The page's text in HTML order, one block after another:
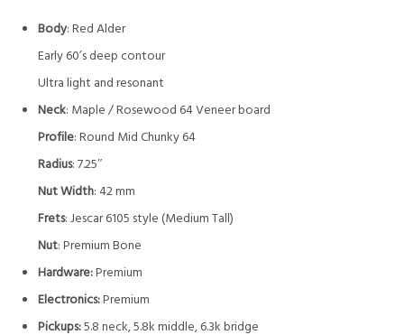
Body: Red Alder
Early 60’s deep contour
Ultra light and resonant
Neck: Maple / Rosewood 64 Veneer board
Profile: Round Mid Chunky 64
Radius: 7.25″
Nut Width: 42 mm
Frets: Jescar 6105 style (Medium Tall)
Nut: Premium Bone
Hardware:Premium
Electronics:Premium
Pickups:5.8 neck, 5.8k middle, 6.3k bridge